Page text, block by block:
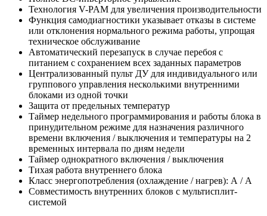
Технология V-PAM для увеличения производительности
Функция самодиагностики указывает отказы в системе
или отклонения нормального режима работы, упрощая
техническое обслуживание
Автоматический перезапуск в случае перебоя с
питанием с сохранением всех заданных параметров
Централизованный пульт ДУ для индивидуального или
группового управления несколькими внутренними
блоками из одной точки
Защита от предельных температур
Таймер недельного программирования и работы блока в
принудительном режиме для назначения различного
времени включения / выключения и температуры на 2
временных интервала по дням недели
Таймер однократного включения / выключения
Тихая работа внутреннего блока
Класс энергопотребления (охлаждение / нагрев): А / А
Совместимость внутренних блоков с мультисплит-
системой